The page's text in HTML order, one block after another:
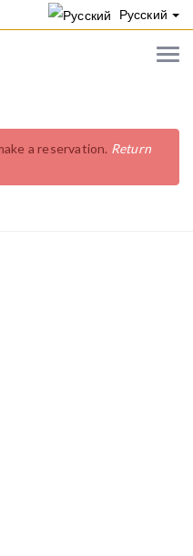
Русский
a reservation. Return